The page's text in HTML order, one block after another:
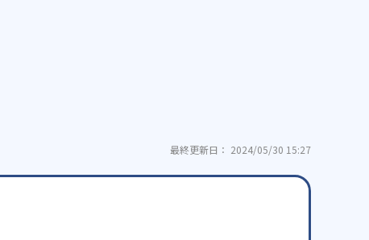
最終更新日： 2024/05/30 15:27